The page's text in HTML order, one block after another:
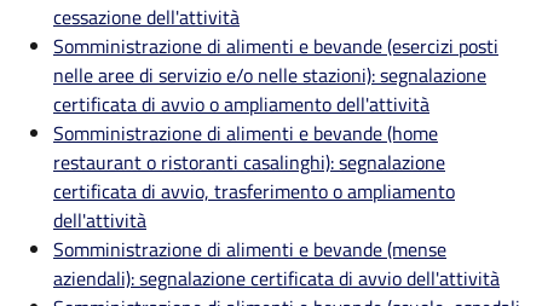
cessazione dell'attività
Somministrazione di alimenti e bevande (esercizi posti
nelle aree di servizio e/o nelle stazioni): segnalazione
certificata di avvio o ampliamento dell'attività
Somministrazione di alimenti e bevande (home
restaurant o ristoranti casalinghi): segnalazione
certificata di avvio, trasferimento o ampliamento
dell'attività
Somministrazione di alimenti e bevande (mense
aziendali): segnalazione certificata di avvio dell'attività